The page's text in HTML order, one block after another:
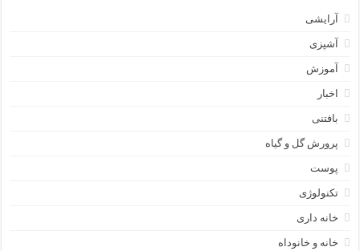
آرایشی
آشپزی
آموزش
اخبار
بافتنی
پرورش گل و گیاه
پوست
تکنولوژی
خانه داری
خانه و خانوداه